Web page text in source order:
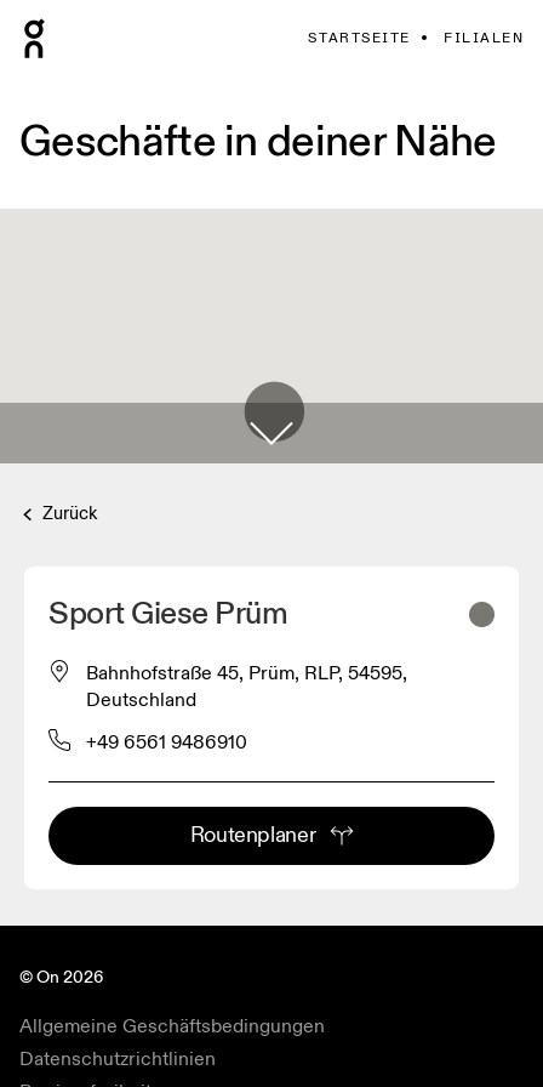
STARTSEITE FILIALEN
Geschäfte in deiner Nähe
Zurück
Sport Giese Prüm
Bahnhofstraße 45, Prüm, RLP, 54595,
Deutschland
+49 6561 9486910
Routenplaner
© On 2026
Allgemeine Geschäftsbedingungen
Datenschutzrichtlinien